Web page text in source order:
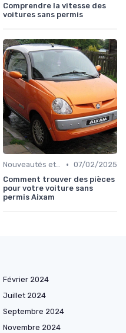
Comprendre la vitesse des
voitures sans permis
Nouveautés et Tendances • 07/02/2025
Comment trouver des pièces
pour votre voiture sans
permis Aixam
Février 2024
Juillet 2024
Septembre 2024
Novembre 2024